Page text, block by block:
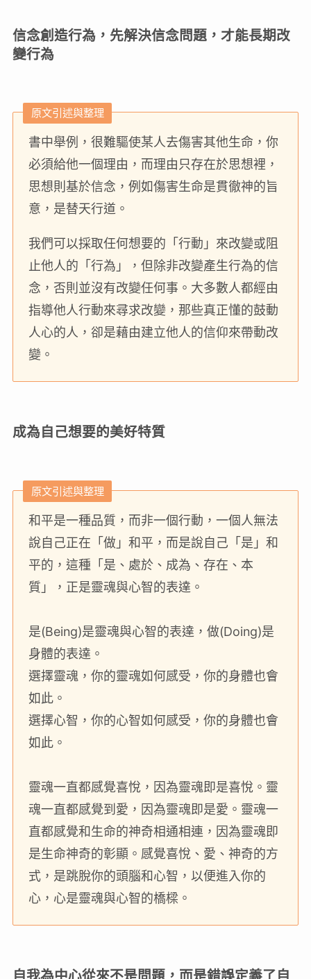
信念創造行為，先解決信念問題，才能長期改
變行為
原文引述與整理
書中舉例，很難驅使某人去傷害其他生命，你
必須給他一個理由，而理由只存在於思想裡，
思想則基於信念，例如傷害生命是貫徹神的旨
意，是替天行道。
我們可以採取任何想要的「行動」來改變或阻
止他人的「行為」，但除非改變產生行為的信
念，否則並沒有改變任何事。大多數人都經由
指導他人行動來尋求改變，那些真正懂的鼓動
人心的人，卻是藉由建立他人的信仰來帶動改
變。
成為自己想要的美好特質
原文引述與整理
和平是一種品質，而非一個行動，一個人無法
說自己正在「做」和平，而是說自己「是」和
平的，這種「是、處於、成為、存在、本
質」，正是靈魂與心智的表達。
是(Being)是靈魂與心智的表達，做(Doing)是
身體的表達。
選擇靈魂，你的靈魂如何感受，你的身體也會
如此。
選擇心智，你的心智如何感受，你的身體也會
如此。
靈魂一直都感覺喜悅，因為靈魂即是喜悅。靈
魂一直都感覺到愛，因為靈魂即是愛。靈魂一
直都感覺和生命的神奇相通相連，因為靈魂即
是生命神奇的彰顯。感覺喜悅、愛、神奇的方
式，是跳脫你的頭腦和心智，以便進入你的
心，心是靈魂與心智的橋樑。